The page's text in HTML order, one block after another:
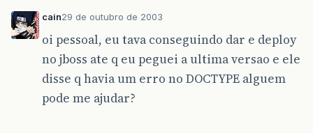
cain29 de outubro de 2003
oi pessoal, eu tava conseguindo dar e deploy
no jboss ate q eu peguei a ultima versao e ele
disse q havia um erro no DOCTYPE alguem
pode me ajudar?